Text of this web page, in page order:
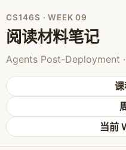
CS146S · WEEK 09
阅读材料笔记
Agents Post-Deployment
当前